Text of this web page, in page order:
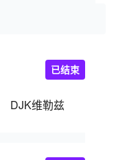
DJK维勒兹
已结束